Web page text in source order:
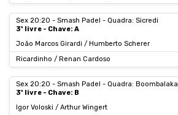
Sex 20:20 - Smash Padel - Quadra: Sicredi
3ª livre - Chave: A
João Marcos Girardi / Humberto Scherer
Ricardinho / Renan Cardoso
Sex 20:20 - Smash Padel - Quadra: Boombalaka
3ª livre - Chave: B
Igor Voloski / Arthur Wingert